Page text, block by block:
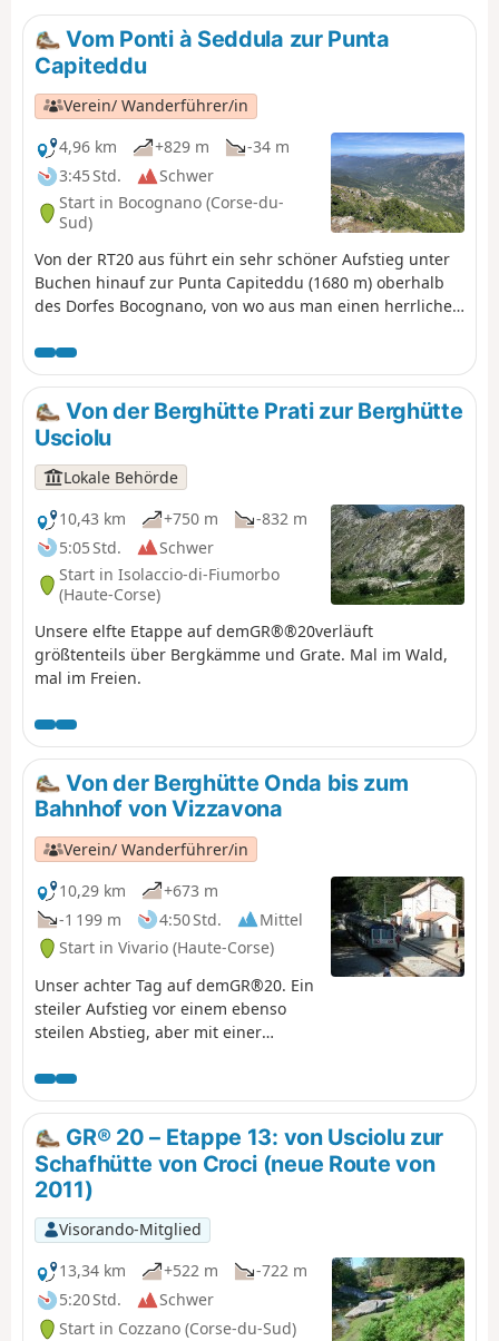
Vom Ponti à Seddula zur Punta
Capiteddu
Verein/ Wanderführer/in
4,96 km
+829 m
-34 m
3:45 Std.
Schwer
Start in Bocognano (Corse-du-
Sud)
Von der RT20 aus führt ein sehr schöner Aufstieg unter
Buchen hinauf zur Punta Capiteddu (1680 m) oberhalb
des Dorfes Bocognano, von wo aus man einen herrlichen
Vizzavona genießen kann.
Von der Berghütte Prati zur Berghütte
Usciolu
Lokale Behörde
10,43 km
+750 m
-832 m
5:05 Std.
Schwer
Start in Isolaccio-di-Fiumorbo
(Haute-Corse)
Unsere elfte Etappe auf demGR®®20verläuft
größtenteils über Bergkämme und Grate. Mal im Wald,
mal im Freien.
Von der Berghütte Onda bis zum
Bahnhof von Vizzavona
Verein/ Wanderführer/in
10,29 km
+673 m
-1 199 m
4:50 Std.
Mittel
Start in Vivario (Haute-Corse)
Unser achter Tag auf demGR®20. Ein
steiler Aufstieg vor einem ebenso
steilen Abstieg, aber mit einer
Ankunft in Vizzavona können Sie den
Wasserfall Cascade des Anglais
bewundern.
GR® 20 – Etappe 13: von Usciolu zur
Schafhütte von Croci (neue Route von
2011)
Visorando-Mitglied
13,34 km
+522 m
-722 m
5:20 Std.
Schwer
Start in Cozzano (Corse-du-Sud)